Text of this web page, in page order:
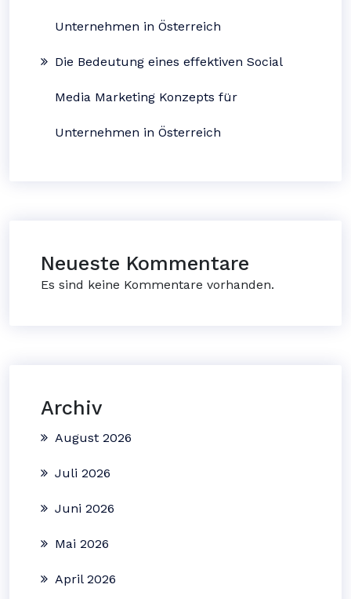
Unternehmen in Österreich
Die Bedeutung eines effektiven Social
Media Marketing Konzepts für
Unternehmen in Österreich
Neueste Kommentare
Es sind keine Kommentare vorhanden.
Archiv
August 2026
Juli 2026
Juni 2026
Mai 2026
April 2026